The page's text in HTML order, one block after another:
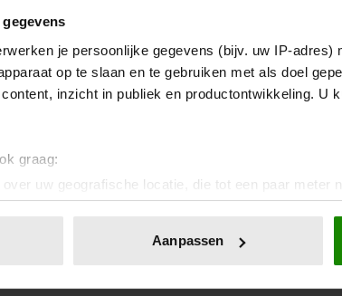
je persoonlijke gegevens (bijv. uw IP-adres)
op te slaan en te gebruiken met als doel
inzicht in publiek en productontwikkeling. U
graag:
over uw geografische locatie, die tot een paar meter
door het actief te scannen op specifieke
of intrekken in de Cookieverklaring.
Aanpassen